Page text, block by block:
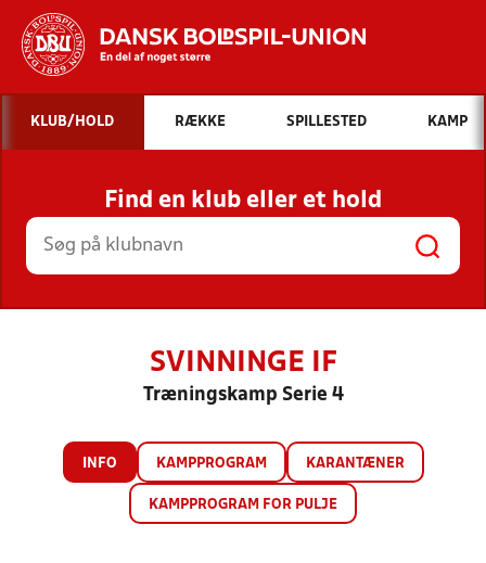
Hvad vil du søge efter?
INDHOLD OG NYHEDER
STILLINGER, RESULTATER, KLUBBER OG
HOLD
KLUB/HOLD RÆKKE SPILLESTED KAMP
Find en klub eller et hold
SVINNINGE IF
Træningskamp Serie 4
INFO KAMPPROGRAM KARANTÆNER
KAMPPROGRAM FOR PULJE